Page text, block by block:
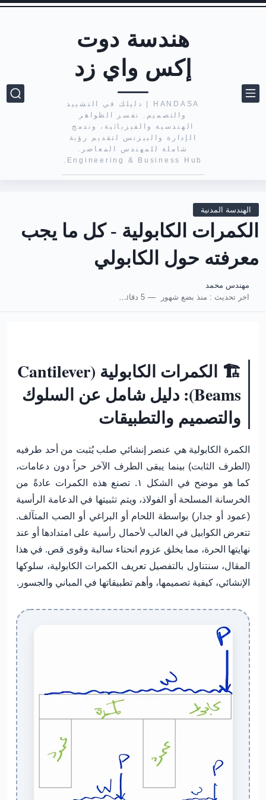
هندسة دوت
إكس واي زد
HANDASA | دليلك في التشييد
والتصميم. نفسر الظواهر
الهندسية والفيزيائية، وندمج
الإدارة والبيزنس لتقديم رؤية
شاملة للمهندس المعاصر.
Engineering & Business Hub.
الهندسة المدنية
الكمرات الكابولية - كل ما يجب
معرفته حول الكابولي
مهندس محمد
اخر تحديث : منذ بضع شهور 5 دقائق للقراءة
🏗️ الكمرات الكابولية (Cantilever
Beams): دليل شامل عن السلوك
والتصميم والتطبيقات
الكمرة الكابولية هي عنصر إنشائي صلب يُثبت من أحد طرفيه
(الطرف الثابت) بينما يبقى الطرف الآخر حراً دون دعامات،
كما هو موضح في الشكل ١. تصنع هذه الكمرات عادةً من
الخرسانة المسلحة أو الفولاذ، ويتم تثبيتها في الدعامة الرأسية
(عمود أو جدار) بواسطة اللحام أو البراغي أو الصب المتآلف.
تتعرض الكوابيل في الغالب لأحمال رأسية على امتدادها أو عند
نهايتها الحرة، مما يخلق عزوم انحناء سالبة وقوى قص. في هذا
المقال، سنتناول بالتفصيل تعريف الكمرات الكابولية، سلوكها
الإنشائي، كيفية تصميمها، وأهم تطبيقاتها في المباني والجسور.